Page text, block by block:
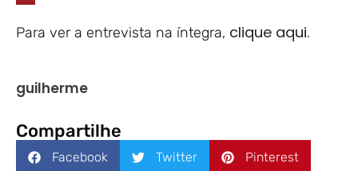
Para ver a entrevista na íntegra, clique aqui.
guilherme
Compartilhe
Facebook Twitter Pinterest